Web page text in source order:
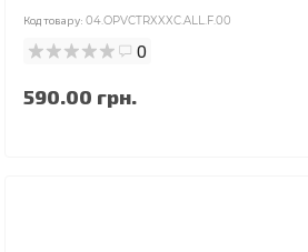
Код товару: 04.OPVCTRXXXC.ALL.F.00
0
590.00 грн.